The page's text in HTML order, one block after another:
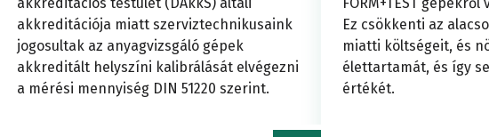
Tégla
Eszközök
és
akkreditációja miatt szerviztechnikusaink
jogosultak az anyagvizsgáló gépek
akkreditált helyszíni kalibrálását elvégezni
a mérési mennyiség DIN 51220 szerint.
Ez csökkenti az
miatti költségeit, és
élettartamát, és így
értékét.